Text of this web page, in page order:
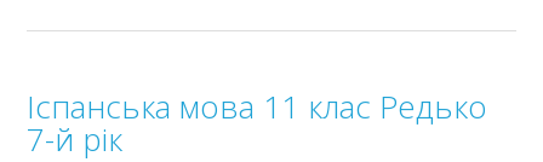
Іспанська мова 11 клас Редько
7-й рік